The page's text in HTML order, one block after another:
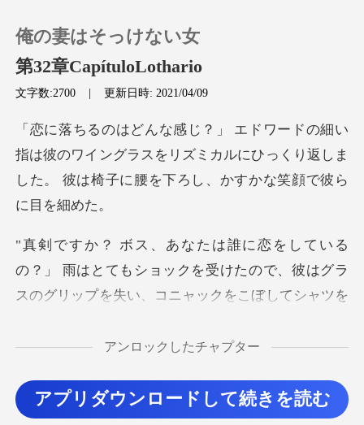
チャージ
閲覧履歴
ログアウトします
俺の妻はそっけない女
第32章CapítuloLothario
文字数:2700 |更新日時: 2021/04/09
彼のワイングラスをリズミカルにひっくり返しま
した。
クを受けたので、彼はグラ
スのグリップを失い、コニャックをこぼしてシャツ
た
が、過剰反応はしなかった。 彼の冷たい目は
アンロックしたチャプター
アプリダウンロードして続きを読む